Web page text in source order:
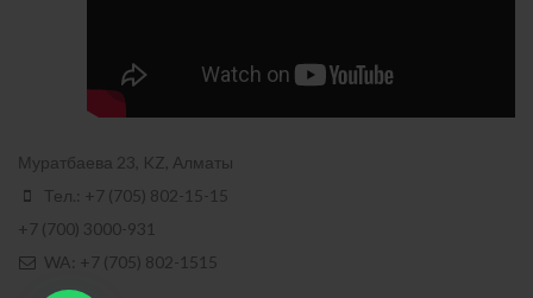
Муратбаева 23, KZ, Алматы
Тел.: +7 (705) 802-15-15
+7 (700) 3000-931
WA: +7 (705) 802-1515